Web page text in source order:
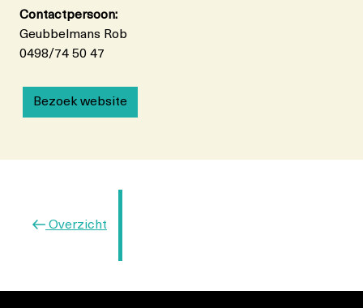
Contactpersoon:
Geubbelmans Rob
0498/74 50 47
Bezoek website
VorigOverzicht